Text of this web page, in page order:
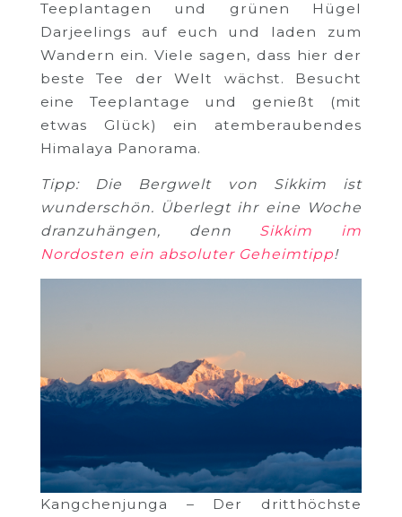
Teeplantagen und grünen Hügel
Darjeelings auf euch und laden zum
Wandern ein. Viele sagen, dass hier der
beste Tee der Welt wächst. Besucht
eine Teeplantage und genießt (mit
etwas Glück) ein atemberaubendes
Himalaya Panorama.
Tipp: Die Bergwelt von Sikkim ist
wunderschön. Überlegt ihr eine Woche
dranzuhängen, denn Sikkim im
Nordosten ein absoluter Geheimtipp!
Kangchenjunga – Der dritthöchste